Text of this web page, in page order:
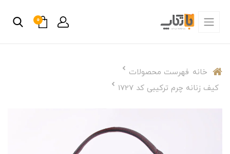
0
خانه فهرست محصولات
کیف زنانه چرم ترکیبی کد 1727